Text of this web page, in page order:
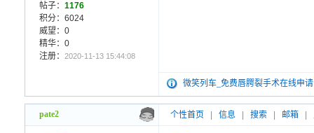
帖子： 1176
积分：6024
威望：0
精华：0
注册： 2020-11-13 15:44:08
微笑列车_免费唇腭裂手术在线申请
pate2 个性首页 信息 搜索 邮箱